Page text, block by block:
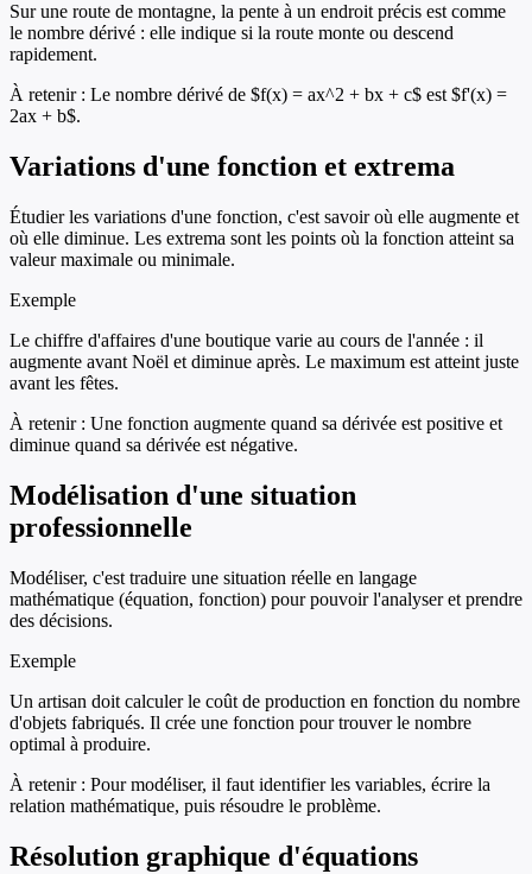
Sur une route de montagne, la pente à un endroit précis est comme
le nombre dérivé : elle indique si la route monte ou descend
rapidement.
À retenir : Le nombre dérivé de $f(x) = ax^2 + bx + c$ est $f'(x) =
2ax + b$.
Variations d'une fonction et extrema
Étudier les variations d'une fonction, c'est savoir où elle augmente et
où elle diminue. Les extrema sont les points où la fonction atteint sa
valeur maximale ou minimale.
Exemple
Le chiffre d'affaires d'une boutique varie au cours de l'année : il
augmente avant Noël et diminue après. Le maximum est atteint juste
avant les fêtes.
À retenir : Une fonction augmente quand sa dérivée est positive et
diminue quand sa dérivée est négative.
Modélisation d'une situation
professionnelle
Modéliser, c'est traduire une situation réelle en langage
mathématique (équation, fonction) pour pouvoir l'analyser et prendre
des décisions.
Exemple
Un artisan doit calculer le coût de production en fonction du nombre
d'objets fabriqués. Il crée une fonction pour trouver le nombre
optimal à produire.
À retenir : Pour modéliser, il faut identifier les variables, écrire la
relation mathématique, puis résoudre le problème.
Résolution graphique d'équations